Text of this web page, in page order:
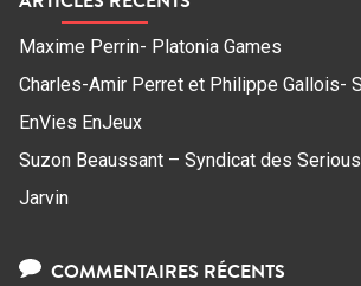
Maxime Perrin- Platonia Games
Charles-Amir Perret et Philippe Gallois-
EnVies EnJeux
Suzon Beaussant – Syndicat des
Jarvin
COMMENTAIRES RÉCENTS